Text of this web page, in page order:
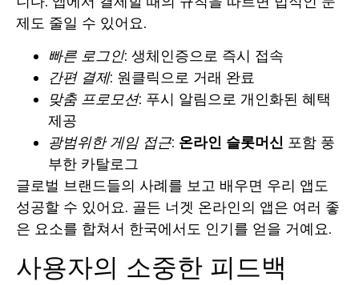
제도 줄일 수 있어요.
빠른 로그인: 생체인증으로 즉시 접속
간편 결제: 원클릭으로 거래 완료
맞춤 프로모션: 푸시 알림으로 개인화된 혜택
제공
광범위한 게임 접근: 온라인 슬롯머신 포함 풍
부한 카탈로그
글로벌 브랜드들의 사례를 보고 배우면 우리 앱도
성공할 수 있어요. 골든 너겟 온라인의 앱은 여러 좋
은 요소를 합쳐서 한국에서도 인기를 얻을 거예요.
사용자의 소중한 피드백